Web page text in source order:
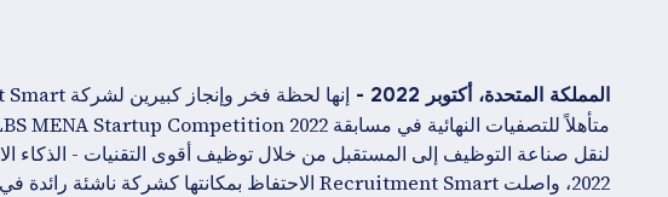
المملكة المتحدة، أكتوبر 2022 -
2022، واصلت Recruitment Smart الاحتفاظ بمكانتها كشركة ناشئة رائدة في صناعة تكنولوجيا الموارد البشرية العالمية.